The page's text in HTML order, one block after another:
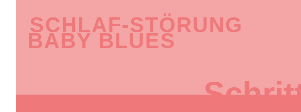
SCHLAF-STÖRUNG
BABY BLUES